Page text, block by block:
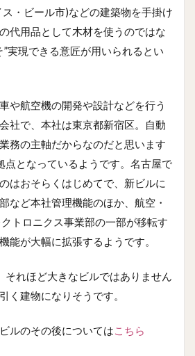
・ビール市)などの建築物を手掛け
代用品として木材を使うのではな
”実現できる意匠が用いられるとい
や航空機の開発や設計などを行う
社で、本社は東京都新宿区。自動
務の主軸だからなのだと思います
点となっているようです。名古屋で
はおそらくはじめてで、新ビルに
など本社管理機能のほか、航空・
トロニクス事業部の一部が移転す
能が大幅に拡張するようです。
れほど大きなビルではありません
く建物になりそうです。
ルのその後についてはこちら